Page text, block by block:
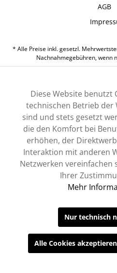
AGB
* Alle Preise inkl. gesetzl.
Nachnahmegebühren, wenn
Diese Website benutzt
technischen Betrieb
sind und stets gesetzt
die den Komfort bei
erhöhen, der
Interaktion mit anderen
Netzwerken
Ihrer
Mehr
Nur technisch
Alle Cookies akzeptieren